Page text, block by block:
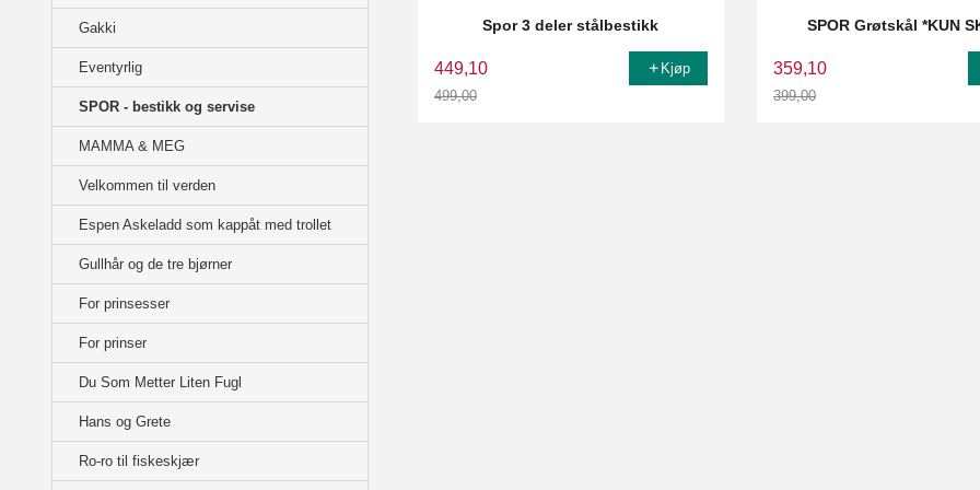
Gakki
Eventyrlig
SPOR - bestikk og servise
MAMMA & MEG
Velkommen til verden
Espen Askeladd som kappåt med trollet
Gullhår og de tre bjørner
For prinsesser
For prinser
Du Som Metter Liten Fugl
Hans og Grete
Ro-ro til fiskeskjær
Spor 3 deler stålbestikk
449,10
499,00
Kjøp
SPOR Grøtskål *KUN
359,10
399,00